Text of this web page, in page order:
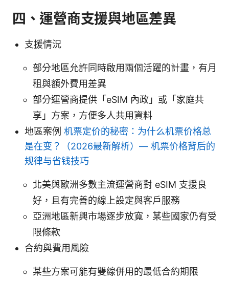
四、運營商支援與地區差異
支援情況
部分地區允許同時啟用兩個活躍的計畫，有月
租與額外費用差異
部分運營商提供「eSIM 內政」或「家庭共
享」方案，方便多人共用資料
地區案例 机票定价的秘密：为什么机票价格总
是在变？（2026最新解析）— 机票价格背后的
规律与省钱技巧
北美與歐洲多數主流運營商對 eSIM 支援良
好，且有完善的線上設定與客戶服務
亞洲地區新興市場逐步放寬，某些國家仍有受
限條款
合約與費用風險
某些方案可能有雙線併用的最低合約期限